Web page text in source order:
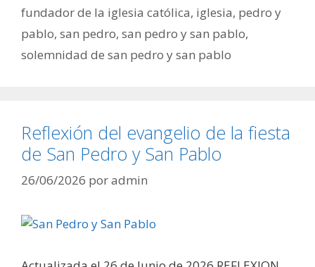
fundador de la iglesia católica, iglesia, pedro y
pablo, san pedro, san pedro y san pablo,
solemnidad de san pedro y san pablo
Reflexión del evangelio de la fiesta
de San Pedro y San Pablo
26/06/2026 poradmin